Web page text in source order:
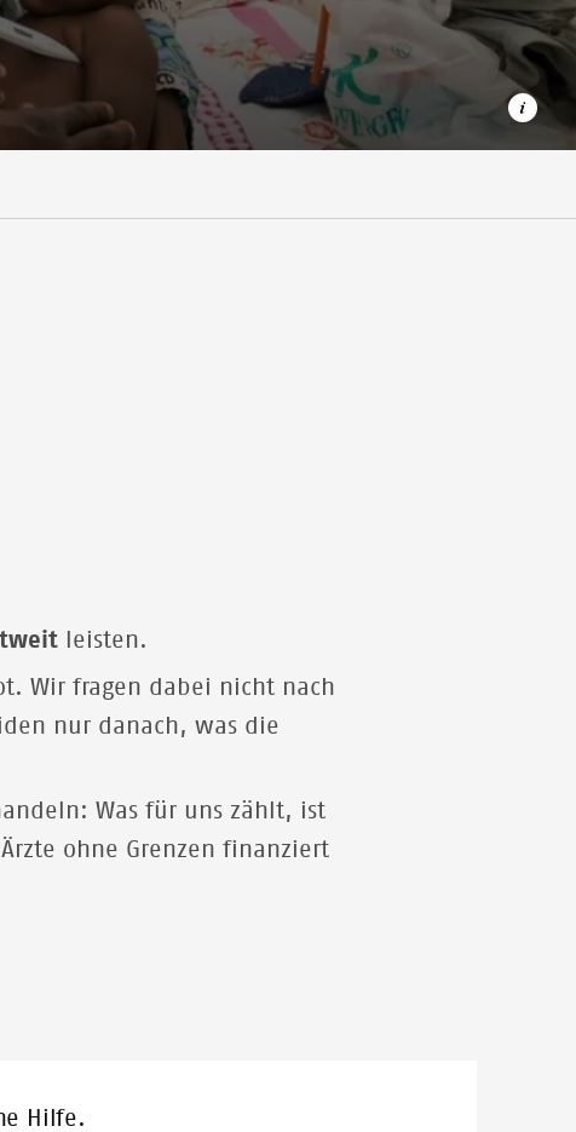
leisten.
Wir fragen dabei nicht nach
nur danach, was die
Was für uns zählt, ist
ohne Grenzen finanziert
Hilfe.